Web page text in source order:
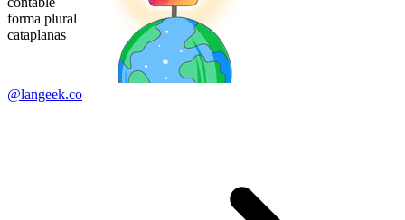
forma plural
cataplanas
@langeek.co